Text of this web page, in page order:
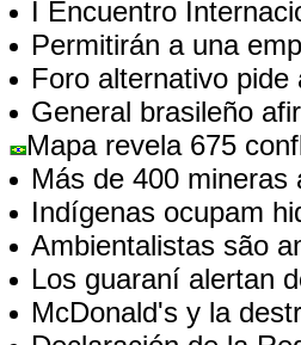
I Encuentro
Permitirán a una
Foro alternativo
General brasileño
Mapa revela 675
Más de 400
Indígenas ocupam
Ambientalistas são
Los guaraní alertan
McDonald's y la